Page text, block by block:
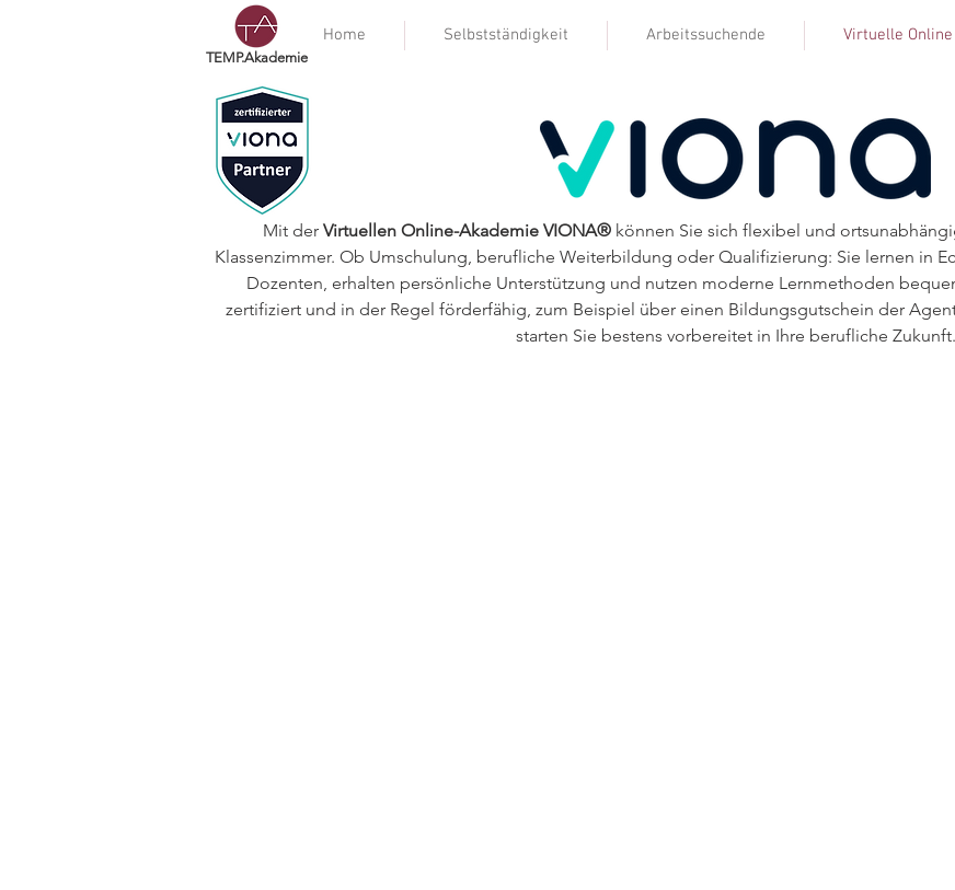
TEMP.Akademie
Home Selbstständigkeit Arbeitssuchende Virtuelle
Mit der Virtuellen Online-Akademie VIONA® können Sie sich flexibel und
Klassenzimmer. Ob Umschulung, berufliche Weiterbildung oder Qualifizierung: Sie lernen in
Dozenten, erhalten persönliche Unterstützung und nutzen moderne Lernmethoden
zertifiziert und in der Regel förderfähig, zum Beispiel über einen Bildungsgutschein der
starten Sie bestens vorbereitet in Ihre berufliche Zukunft.